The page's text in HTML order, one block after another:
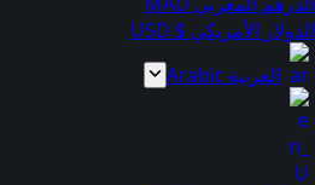
الدولار الأمريكي $ USD
العربية Arabic